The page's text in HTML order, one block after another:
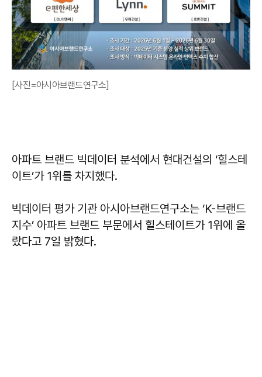
[사진=아시아브랜드연구소]
아파트 브랜드 빅데이터 분석에서 현대건설의 ‘힐스테
이트’가 1위를 차지했다.
빅데이터 평가 기관 아시아브랜드연구소는 ‘K-브랜드
지수’ 아파트 브랜드 부문에서 힐스테이트가 1위에 올
랐다고 7일 밝혔다.